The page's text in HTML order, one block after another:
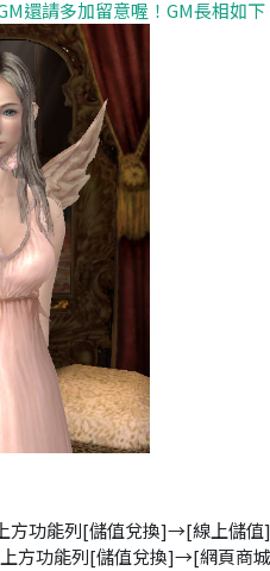
還請多加留意喔！GM長相如下
方功能列[儲值兌換]→[線上儲值]
上方功能列[儲值兌換]→[網頁商